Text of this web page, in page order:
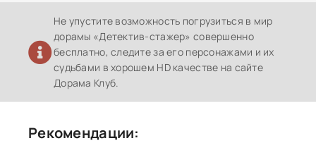
Не упустите возможность погрузиться в мир
дорамы «Детектив-стажер» совершенно
бесплатно, следите за его персонажами и их
судьбами в хорошем HD качестве на сайте
Дорама Клуб.
Рекомендации: